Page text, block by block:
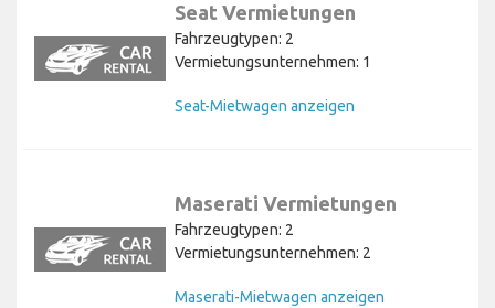
Seat Vermietungen
Fahrzeugtypen: 2
Vermietungsunternehmen: 1
Seat-Mietwagen anzeigen
Maserati Vermietungen
Fahrzeugtypen: 2
Vermietungsunternehmen: 2
Maserati-Mietwagen anzeigen